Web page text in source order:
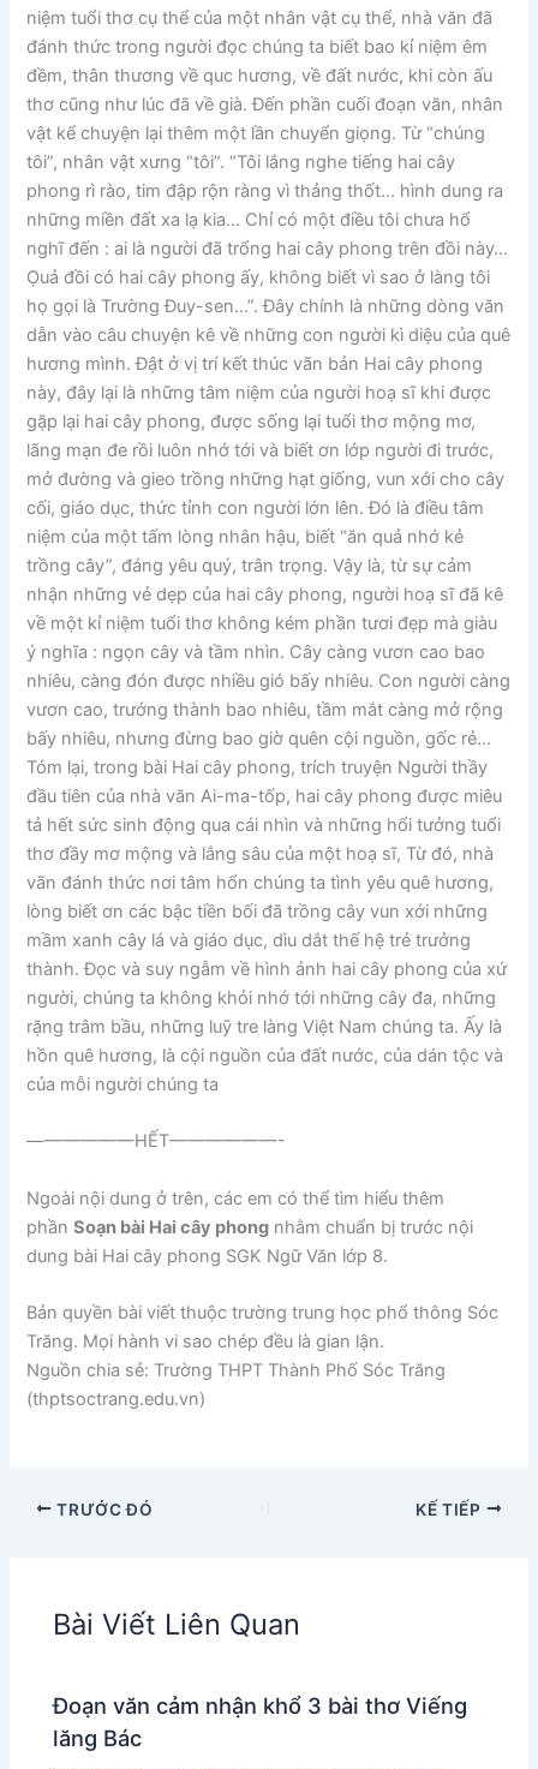
niệm tuổi thơ cụ thể của một nhân vật cụ thể, nhà văn đã
đánh thức trong người đọc chúng ta biết bao kỉ niệm êm
đềm, thân thương về quc hương, về đất nước, khi còn ấu
thơ cũng như lúc đã về già. Đến phần cuối đoạn văn, nhân
vật kể chuyện lại thêm một lần chuyển giọng. Từ “chúng
tôi”, nhân vật xưng “tôi”. “Tôi lắng nghe tiếng hai cây
phong rì rào, tim đập rộn ràng vì thảng thốt… hình dung ra
những miền đất xa lạ kia… Chỉ có một điều tôi chưa hổ
nghĩ đến : ai là người đã trổng hai cây phong trên đồi này…
Ọuả đồi có hai cây phong ấy, không biết vì sao ở làng tôi
họ gọi là Trường Đuy-sen…”. Đây chính là những dòng văn
dẫn vào câu chuyện kê về những con người kì diệu của quê
hương mình. Đật ở vị trí kết thúc vãn bản Hai cây phong
này, đây lại là những tâm niệm của người hoạ sĩ khi được
gặp lại hai cây phong, được sống lại tuổi thơ mộng mơ,
lãng mạn đe rồi luôn nhớ tới và biết ơn lớp người đi trước,
mở đường và gieo trồng những hạt giống, vun xới cho cây
cối, giáo dục, thức tỉnh con người lớn lên. Đó là điều tâm
niệm của một tấm lòng nhân hậu, biết “ăn quả nhớ kẻ
trồng cây”, đáng yêu quý, trân trọng. Vậy là, từ sự cảm
nhận những vẻ dẹp của hai cây phong, người hoạ sĩ đã kê
về một kỉ niệm tuổi thơ không kém phần tươi đẹp mà giàu
ý nghĩa : ngọn cây và tầm nhìn. Cây càng vươn cao bao
nhiêu, càng đón được nhiều gió bấy nhiêu. Con người càng
vươn cao, trướng thành bao nhiêu, tầm mắt càng mở rộng
bấy nhiêu, nhưng đừng bao giờ quên cội nguồn, gốc rẻ…
Tóm lại, trong bài Hai cây phong, trích truyện Người thầy
đầu tiên của nhà văn Ai-ma-tốp, hai cây phong được miêu
tả hết sức sinh động qua cái nhìn và những hổi tưởng tuổi
thơ đầy mơ mộng và lắng sâu của một hoạ sĩ, Từ đó, nhà
vãn đánh thức nơi tâm hổn chúng ta tình yêu quê hương,
lòng biết ơn các bậc tiền bối đã trồng cây vun xới những
mầm xanh cây lá và giáo dục, dìu dắt thế hệ trẻ trưởng
thành. Đọc và suy ngẫm về hình ảnh hai cây phong của xứ
người, chúng ta không khỏi nhớ tới những cây đa, những
rặng trâm bầu, những luỹ tre làng Việt Nam chúng ta. Ấy là
hồn quê hương, là cội nguồn của đất nước, của dán tộc và
của mỗi người chúng ta
——————HẾT——————-
Ngoài nội dung ở trên, các em có thể tìm hiểu thêm
phầnSoạn bài Hai cây phong nhằm chuẩn bị trước nội
dung bài Hai cây phong SGK Ngữ Văn lớp 8.
Bản quyền bài viết thuộc trường trung học phổ thông Sóc
Trăng. Mọi hành vi sao chép đều là gian lận.
Nguồn chia sẻ: Trường THPT Thành Phố Sóc Trăng
(thptsoctrang.edu.vn)
TRƯỚC ĐÓ KẾ TIẾP
Bài Viết Liên Quan
Đoạn văn cảm nhận khổ 3 bài thơ Viếng
lăng Bác